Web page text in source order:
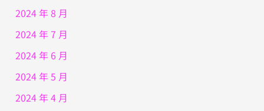
2024 年 8 月
2024 年 7 月
2024 年 6 月
2024 年 5 月
2024 年 4 月